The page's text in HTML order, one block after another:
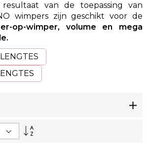
van de toepassing van
wimpers zijn geschikt voor de
op-wimper, volume en mega
Van